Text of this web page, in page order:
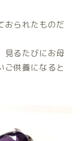
おられたものだ
見るたびにお母
ご供養になると